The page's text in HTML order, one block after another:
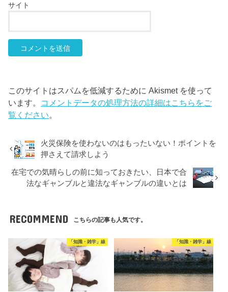
サイト
このサイトはスパムを低減するために Akismet を使って
います。 コメントデータの処理方法の詳細はこちらをご
覧ください。
火災保険を使わないのはもったいない！ポイントを
押さえて請求しよう
在宅での気晴らしの前に知っておきたい、日本で合
法なギャンブルと違法なギャンブルの違いとは
RECOMMEND こちらの記事も人気です。
「知識・雑学」線 「知識・雑学」線